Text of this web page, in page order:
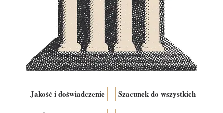
Jakość i doświadczenie Szacunek do wszystkich